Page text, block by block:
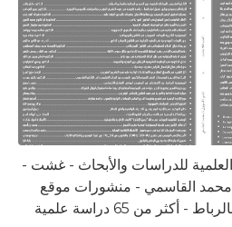
العلمية للدراسات والأبحاث - غشت -
ذ محمد القاسمي - منشورات موقع
من 65 دراسة علمية